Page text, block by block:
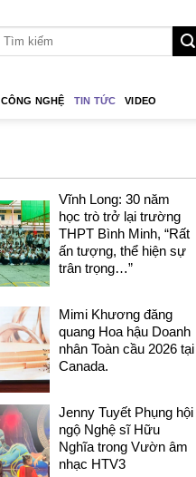
CÔNG NGHỆ TIN TỨC VIDEO
Vĩnh Long: 30 năm
học trò trở lại trường
THPT Bình Minh, “Rất
ấn tượng, thể hiện sự
trân trọng…”
Mimi Khương đăng
quang Hoa hậu Doanh
nhân Toàn cầu 2026 tại
Canada.
Jenny Tuyết Phụng hội
ngộ Nghệ sĩ Hữu
Nghĩa trong Vườn âm
nhạc HTV3